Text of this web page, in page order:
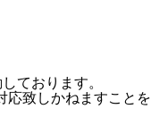
ております。
応致しかねますことを